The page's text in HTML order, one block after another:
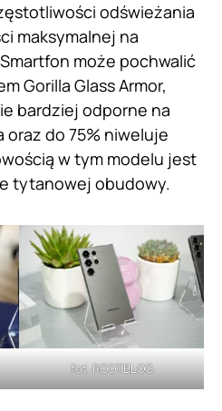
odświeżania
maksymalnej na
może pochwalić
Gorilla Glass Armor,
bardziej odporne na
oraz do 75% niweluje
w tym modelu jest
tytanowej obudowy.
fot. ROOTBLOG